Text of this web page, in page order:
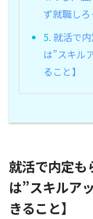
ず就職しろ
5. 就活で
は”スキル
ること】
就活で内定も
は”スキルア
きること】